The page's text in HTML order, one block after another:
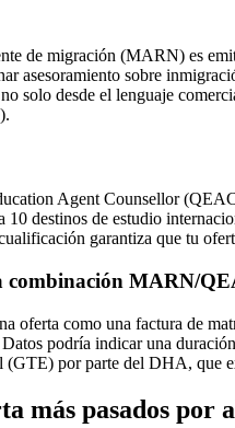
de migración (MARN) es
asesoramiento sobre
solo desde el lenguaje
Agent Counsellor
10 destinos de estudio
garantiza que tu
combinación MARN/
oferta como una factura de
podría indicar una
por parte del DHA, que
más pasados por